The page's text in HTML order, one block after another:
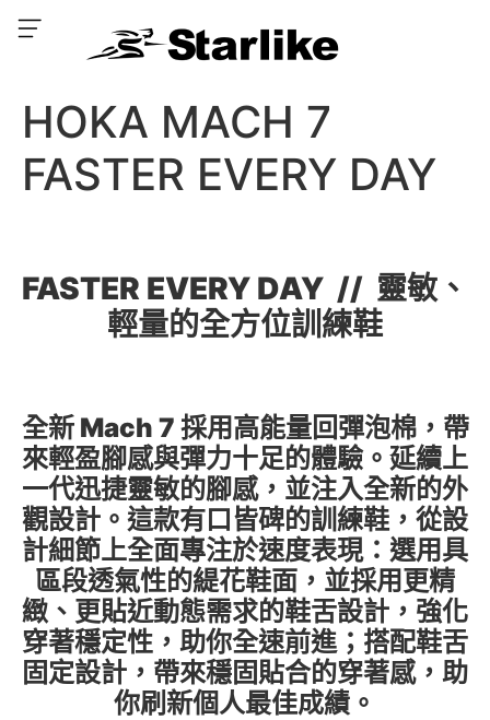
HOKA MACH 7
FASTER EVERY DAY
FASTER EVERY DAY // 靈敏、
輕量的全方位訓練鞋
全新 Mach 7 採用高能量回彈泡棉，帶
來輕盈腳感與彈力十足的體驗。延續上
一代迅捷靈敏的腳感，並注入全新的外
觀設計。這款有口皆碑的訓練鞋，從設
計細節上全面專注於速度表現：選用具
區段透氣性的緹花鞋面，並採用更精
緻、更貼近動態需求的鞋舌設計，強化
穿著穩定性，助你全速前進；搭配鞋舌
固定設計，帶來穩固貼合的穿著感，助
你刷新個人最佳成績。